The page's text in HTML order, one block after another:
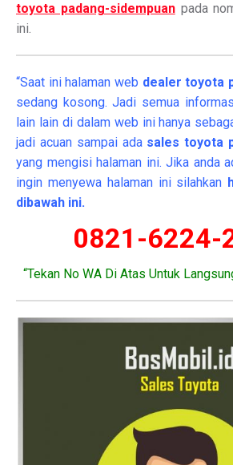
toyota padang-sidempuanpada
ini.
“Saat ini halaman web dealer toyota
sedang kosong. Jadi semua
lain lain di dalam web ini hanya
jadi acuan sampai ada sales toyota
yang mengisi halaman ini. Jika anda
ingin menyewa halaman ini silahkan
dibawah ini.
0821-6224-
“Tekan No WA Di Atas Untuk